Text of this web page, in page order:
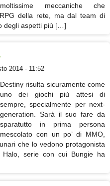
moltissime meccaniche che
della rete, ma dal team di
degli aspetti più […]
2014 - 11:52
Destiny risulta sicuramente come
uno dei giochi più attesi di
sempre, specialmente per next-
generation. Sarà il suo fare da
sparatutto in prima persona
mescolato con un po’ di MMO,
che lo vedono protagonista
serie con cui Bungie ha